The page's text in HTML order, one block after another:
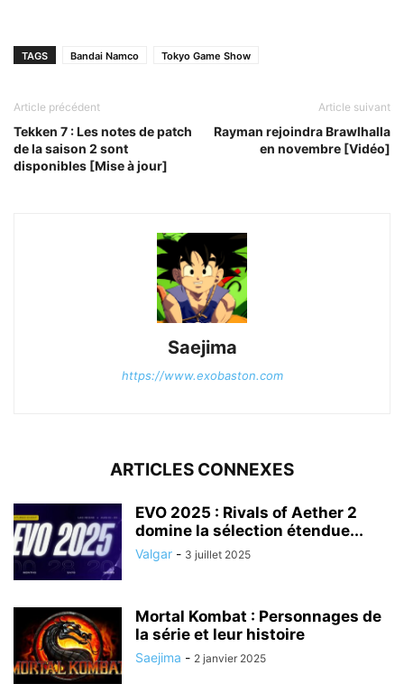
TAGS Bandai Namco Tokyo Game Show
Article précédent
Tekken 7 : Les notes de patch
de la saison 2 sont
disponibles [Mise à jour]
Article suivant
Rayman rejoindra Brawlhalla
en novembre [Vidéo]
Saejima
https://www.exobaston.com
ARTICLES CONNEXES
EVO 2025 : Rivals of Aether 2
domine la sélection étendue...
Valgar - 3 juillet 2025
Mortal Kombat : Personnages de
la série et leur histoire
Saejima - 2 janvier 2025